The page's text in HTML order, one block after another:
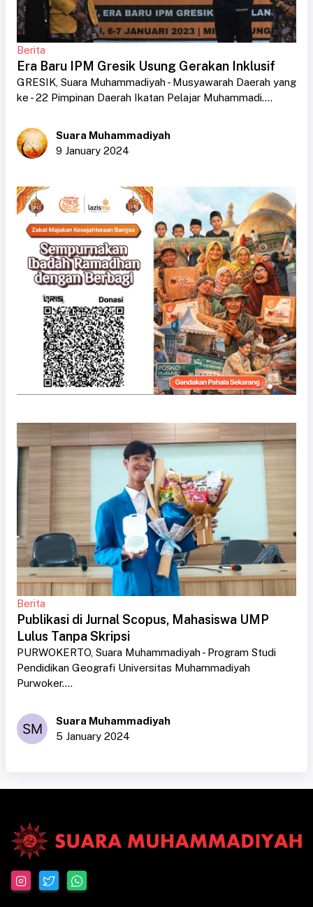
Berita
Era Baru IPM Gresik Usung Gerakan Inklusif
GRESIK, Suara Muhammadiyah - Musyawarah Daerah yang
ke - 22 Pimpinan Daerah Ikatan Pelajar Muhammadi....
Suara Muhammadiyah
9 January 2024
Berita
Publikasi di Jurnal Scopus, Mahasiswa UMP
Lulus Tanpa Skripsi
PURWOKERTO, Suara Muhammadiyah - Program Studi
Pendidikan Geografi Universitas Muhammadiyah
Purwoker....
Suara Muhammadiyah
5 January 2024